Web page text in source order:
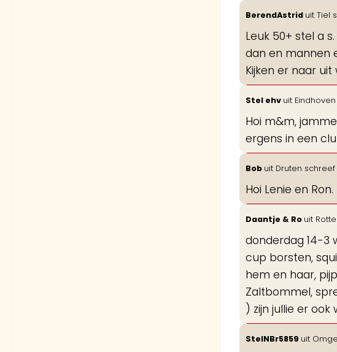
BerendAstrid uit Tiel
Leuk 50+ stel a
dan en mannen
Kijken er naar
Stel ehv uit Eindhoven
Hoi m&m,
ergens in een
Bob uit Druten
Hoi Lenie en
Daantje & Ro uit
donderdag 14-3
cup borsten,
hem en haar,
Zaltbommel,
) zijn jullie er ook
StelNBr5859 uit